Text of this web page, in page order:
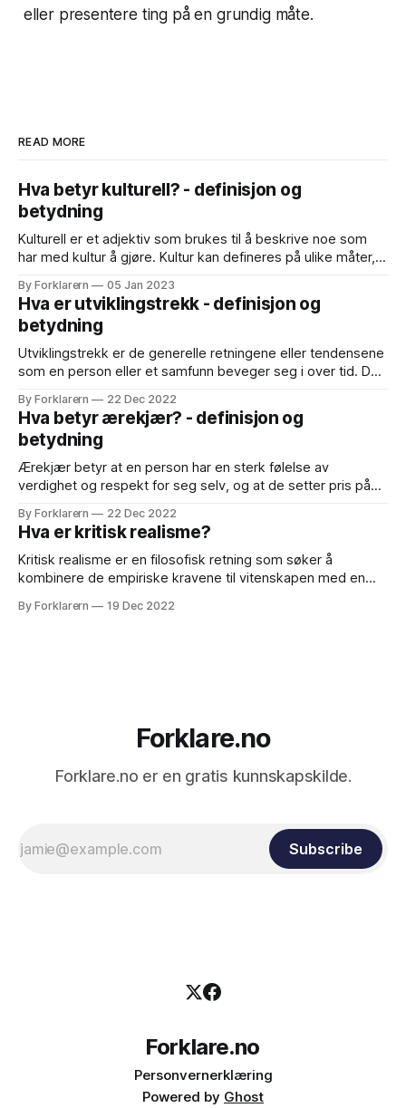
eller presentere ting på en grundig måte.
READ MORE
Hva betyr kulturell? - definisjon og
betydning
Kulturell er et adjektiv som brukes til å beskrive noe som
har med kultur å gjøre. Kultur kan defineres på ulike måter,
verdier, normer, skikker, tradisjoner, symboler og
materialobjekter som utgjør en gruppes særegne måte å
leve på. Dette
By Forklarern 05 Jan 2023
Hva er utviklingstrekk - definisjon og
betydning
Utviklingstrekk er de generelle retningene eller tendensene
som en person eller et samfunn beveger seg i over tid. Det
avhengig av hva som skjer og hvordan det påvirker en
person eller et samfunn. Et eksempel på et positivt
utviklingstrekk kan være en økning
By Forklarern 22 Dec 2022
Hva betyr ærekjær? - definisjon og
betydning
Ærekjær betyr at en person har en sterk følelse av
verdighet og respekt for seg selv, og at de setter pris på
opptatt av å opprettholde sin egen ære og rykte, og at de
ofte vil handle for å
By Forklarern 22 Dec 2022
Hva er kritisk realisme?
Kritisk realisme er en filosofisk retning som søker å
kombinere de empiriske kravene til vitenskapen med en
anerkjenne at virkeligheten eksisterer uavhengig av
By Forklarern 19 Dec 2022
Forklare.no
Forklare.no er en gratis kunnskapskilde.
Subscribe
Forklare.no
Personvernerklæring
Powered by Ghost